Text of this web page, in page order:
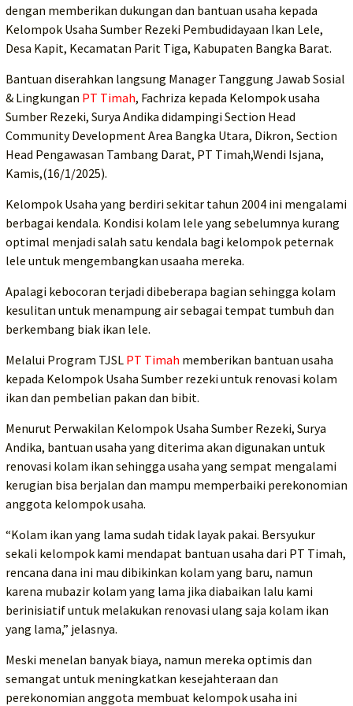
dengan memberikan dukungan dan bantuan usaha kepada
Kelompok Usaha Sumber Rezeki Pembudidayaan Ikan Lele,
Desa Kapit, Kecamatan Parit Tiga, Kabupaten Bangka Barat.
Bantuan diserahkan langsung Manager Tanggung Jawab Sosial
& Lingkungan PT Timah, Fachriza kepada Kelompok usaha
Sumber Rezeki, Surya Andika didampingi Section Head
Community Development Area Bangka Utara, Dikron, Section
Head Pengawasan Tambang Darat, PT Timah,Wendi Isjana,
Kamis,(16/1/2025).
Kelompok Usaha yang berdiri sekitar tahun 2004 ini mengalami
berbagai kendala. Kondisi kolam lele yang sebelumnya kurang
optimal menjadi salah satu kendala bagi kelompok peternak
lele untuk mengembangkan usaaha mereka.
Apalagi kebocoran terjadi dibeberapa bagian sehingga kolam
kesulitan untuk menampung air sebagai tempat tumbuh dan
berkembang biak ikan lele.
Melalui Program TJSL PT Timah memberikan bantuan usaha
kepada Kelompok Usaha Sumber rezeki untuk renovasi kolam
ikan dan pembelian pakan dan bibit.
Menurut Perwakilan Kelompok Usaha Sumber Rezeki, Surya
Andika, bantuan usaha yang diterima akan digunakan untuk
renovasi kolam ikan sehingga usaha yang sempat mengalami
kerugian bisa berjalan dan mampu memperbaiki perekonomian
anggota kelompok usaha.
“Kolam ikan yang lama sudah tidak layak pakai. Bersyukur
sekali kelompok kami mendapat bantuan usaha dari PT Timah,
rencana dana ini mau dibikinkan kolam yang baru, namun
karena mubazir kolam yang lama jika diabaikan lalu kami
berinisiatif untuk melakukan renovasi ulang saja kolam ikan
yang lama,” jelasnya.
Meski menelan banyak biaya, namun mereka optimis dan
semangat untuk meningkatkan kesejahteraan dan
perekonomian anggota membuat kelompok usaha ini